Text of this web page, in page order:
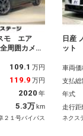
モ エア
周囲カメ
コーナー
トキー Ｌ
Ｃ 純正１
オートハイ
警報 オー
109.1 万円
119.9 万円
2020 年
5.3万 km
１号バイパス
日産
ット
ドラ
衝突
ー ハ
タル
Ｉ フ
ｏｔｈ
車両価
支払総
年式
走行距
ネクス